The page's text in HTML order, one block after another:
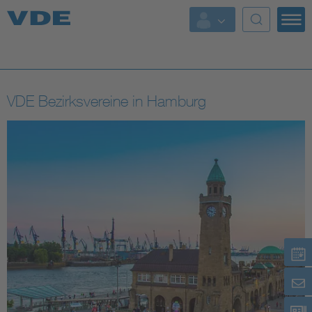
Top Themen
Fokusthemen
Energy
Mobility
Standards
Weitere Themen
VDE Bezirksvereine in Hamburg